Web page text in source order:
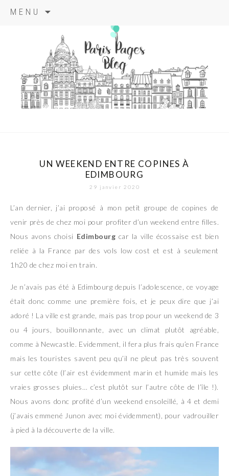
MENU
principal
paris pages
blog
UN WEEKEND ENTRE COPINES À
EDIMBOURG
29 janvier 2020
L’an dernier, j’ai proposé à mon petit groupe de copines de
venir près de chez moi pour profiter d’un weekend entre filles.
Nous avons choisi Edimbourg car la ville écossaise est bien
reliée à la France par des vols low cost et est à seulement
1h20 de chez moi en train.
Je n’avais pas été à Edimbourg depuis l’adolescence, ce voyage
était donc comme une première fois, et je peux dire que j’ai
adoré ! La ville est grande, mais pas trop pour un weekend de 3
ou 4 jours, bouillonnante, avec un climat plutôt agréable,
comme à Newcastle. Evidemment, il fera plus frais qu’en France
mais les touristes savent peu qu’il ne pleut pas très souvent
sur cette côte (l’air est évidemment marin et humide mais les
vraies grosses pluies… c’est plutôt sur l’autre côte de l’île !).
Nous avons donc profité d’un weekend ensoleillé, à 4 et demi
(j’avais emmené Junon avec moi évidemment), pour vadrouiller
à pied à la découverte de la ville.